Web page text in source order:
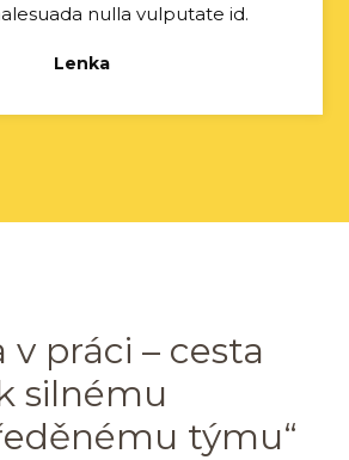
nulla vulputate id.
Lenka
v práci – cesta
silnému
týmu“